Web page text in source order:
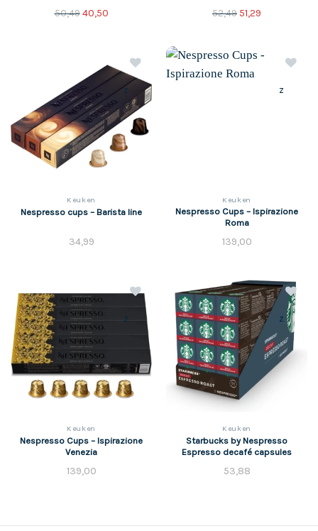
50,49 Original
40,50Current
52,49 Original
51,29
z
Keuken
Nespresso cups – Barista line
34,99
z
Keuken
Nespresso Cups – Ispirazione
Roma
139,00
z
Keuken
Nespresso Cups – Ispirazione
Venezia
139,00
z
Keuken
Starbucks by Nespresso
Espresso decafé capsules
53,88